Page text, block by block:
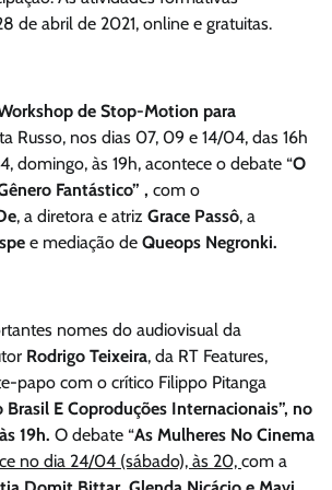
de abril de 2021, online e gratuitas.
de Stop-Motion para
Russo, nos dias 07, 09 e 14/04, das 16h
domingo, às 19h, acontece o debate “O
Fantástico” , com o
, a diretora e atriz Grace Passô, a
e mediação de Queops Negronki.
nomes do audiovisual da
Rodrigo Teixeira, da RT Features,
papo com o crítico Filippo Pitanga
Brasil E Coproduções Internacionais”, no
19h. O debate “As Mulheres No Cinema
no dia 24/04 (sábado), às 20, com a